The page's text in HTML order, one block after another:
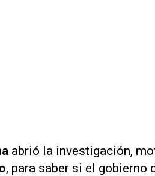
abrió la investigación,
, para saber si el gobierno